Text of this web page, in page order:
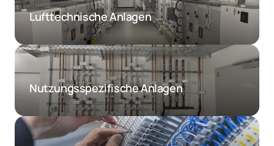
Lufttechnische Anlagen
Nutzungsspezifische Anlagen